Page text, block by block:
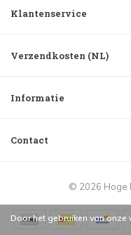
Klantenservice
Verzendkosten (NL)
Informatie
Contact
© 2026 Hoge
Door het gebruiken van